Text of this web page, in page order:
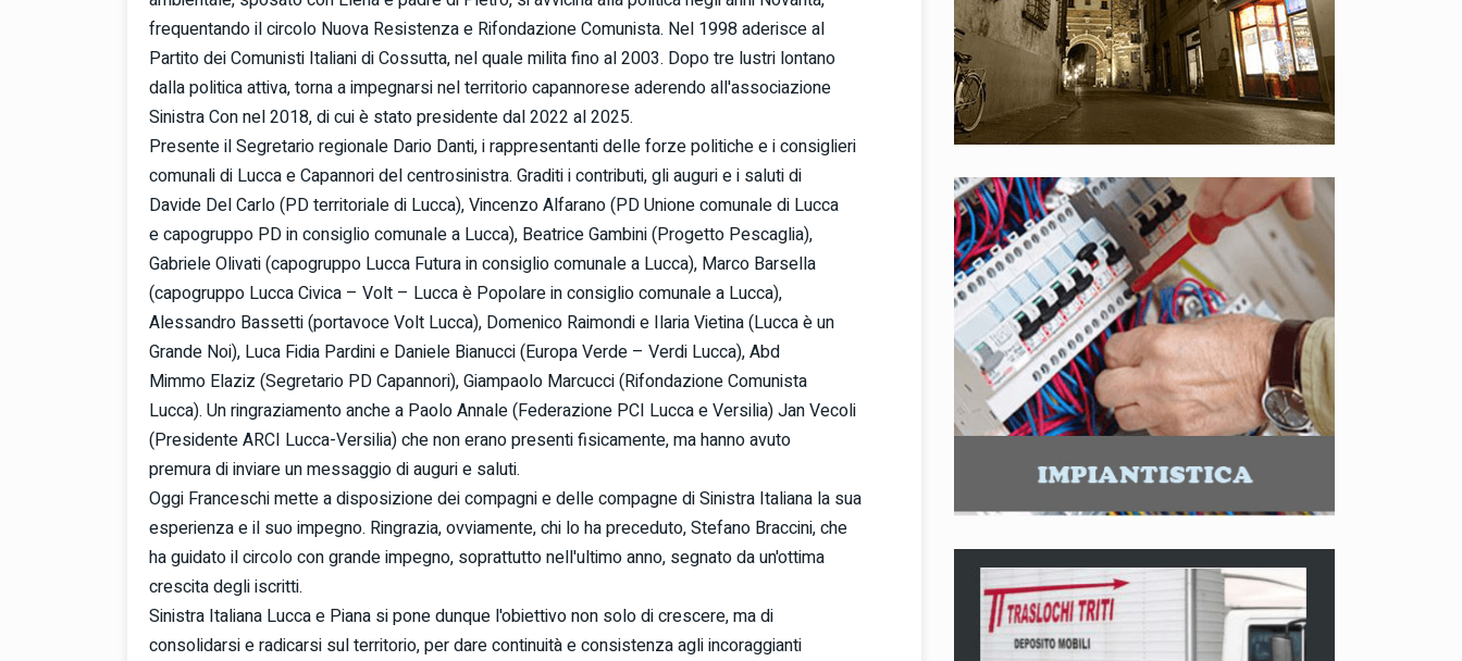
frequentando il circolo Nuova Resistenza e Rifondazione Comunista. Nel 1998 aderisce al
Partito dei Comunisti Italiani di Cossutta, nel quale milita fino al 2003. Dopo tre lustri lontano
dalla politica attiva, torna a impegnarsi nel territorio capannorese aderendo all'associazione
Sinistra Con nel 2018, di cui è stato presidente dal 2022 al 2025.
Presente il Segretario regionale Dario Danti, i rappresentanti delle forze politiche e i consiglieri
comunali di Lucca e Capannori del centrosinistra. Graditi i contributi, gli auguri e i saluti di
Davide Del Carlo (PD territoriale di Lucca), Vincenzo Alfarano (PD Unione comunale di Lucca
e capogruppo PD in consiglio comunale a Lucca), Beatrice Gambini (Progetto Pescaglia),
Gabriele Olivati (capogruppo Lucca Futura in consiglio comunale a Lucca), Marco Barsella
(capogruppo Lucca Civica – Volt – Lucca è Popolare in consiglio comunale a Lucca),
Alessandro Bassetti (portavoce Volt Lucca), Domenico Raimondi e Ilaria Vietina (Lucca è un
Grande Noi), Luca Fidia Pardini e Daniele Bianucci (Europa Verde – Verdi Lucca), Abd
Mimmo Elaziz (Segretario PD Capannori), Giampaolo Marcucci (Rifondazione Comunista
Lucca). Un ringraziamento anche a Paolo Annale (Federazione PCI Lucca e Versilia) Jan Vecoli
(Presidente ARCI Lucca-Versilia) che non erano presenti fisicamente, ma hanno avuto
premura di inviare un messaggio di auguri e saluti.
Oggi Franceschi mette a disposizione dei compagni e delle compagne di Sinistra Italiana la sua
esperienza e il suo impegno. Ringrazia, ovviamente, chi lo ha preceduto, Stefano Braccini, che
ha guidato il circolo con grande impegno, soprattutto nell'ultimo anno, segnato da un'ottima
crescita degli iscritti.
Sinistra Italiana Lucca e Piana si pone dunque l'obiettivo non solo di crescere, ma di
consolidarsi e radicarsi sul territorio, per dare continuità e consistenza agli incoraggianti